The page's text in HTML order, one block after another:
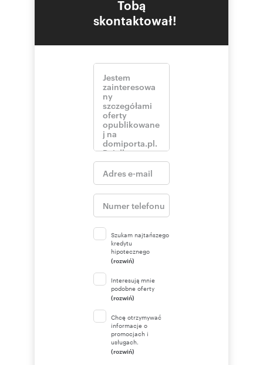
Tobą
skontaktował!
Szukam najtańszego
kredytu
hipotecznego
(rozwiń)
Interesują mnie
podobne oferty
(rozwiń)
Chcę otrzymywać
informacje o
promocjach i
usługach.
(rozwiń)